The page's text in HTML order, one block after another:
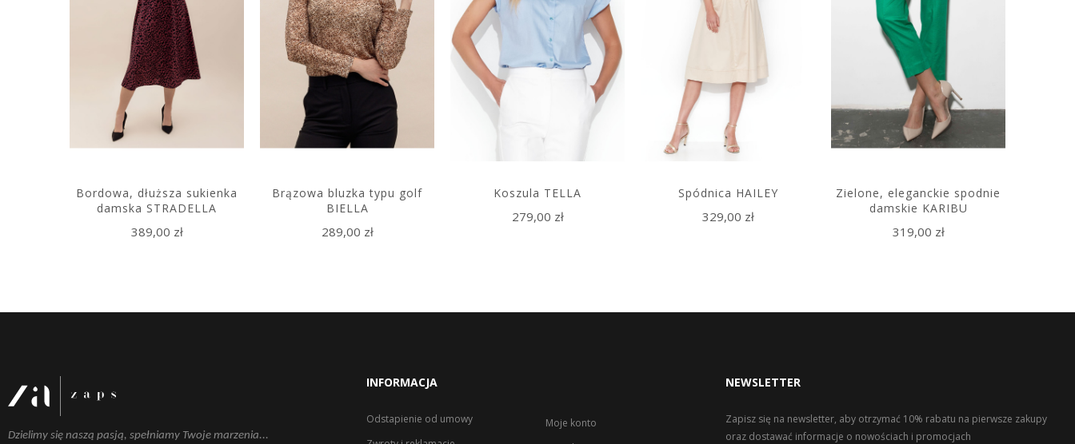
Bordowa, dłuższa sukienka
damska STRADELLA
389,00 zł
Brązowa bluzka typu golf
BIELLA
289,00 zł
Koszula TELLA
279,00 zł
Spódnica HAILEY
329,00 zł
Zielone, eleganckie spodnie
damskie KARIBU
319,00 zł
Dzielimy się naszą pasją, spełniamy Twoje marzenia...
INFORMACJA
Odstapienie od umowy
Moje konto
NEWSLETTER
Zapisz się na newsletter, aby otrzymać 10% rabatu na pierwsze zakupy
oraz dostawać informacje o nowościach i promocjach